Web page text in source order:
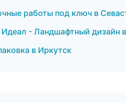
работы под ключ в
- Ландшафтный дизайн
в Иркутск